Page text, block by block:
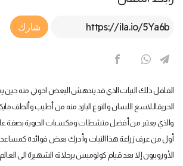
Article Link
شارك
الفلفل ذلك النبات الذي قد يندهش البعض اخوتي منه حين
الحريقالـلاسع اللسان والنوع البارد منه من أطيب وألطف
والذي يعتبر من أفضل منشطات ومكسبات الحيوية بصفة
أول من عرف زراعة هذا النبات وأدرك بعض فوائده
الأوروبيون إلا بعد قيام كولومبس برحلاته الشهيرة الى